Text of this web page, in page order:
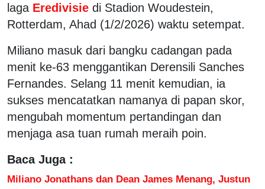
laga Eredivisie di Stadion Woudestein,
Rotterdam, Ahad (1/2/2026) waktu setempat.
Miliano masuk dari bangku cadangan pada
menit ke-63 menggantikan Derensili Sanches
Fernandes. Selang 11 menit kemudian, ia
sukses mencatatkan namanya di papan skor,
mengubah momentum pertandingan dan
menjaga asa tuan rumah meraih poin.
Baca Juga :
Miliano Jonathans dan Dean James Menang, Justun